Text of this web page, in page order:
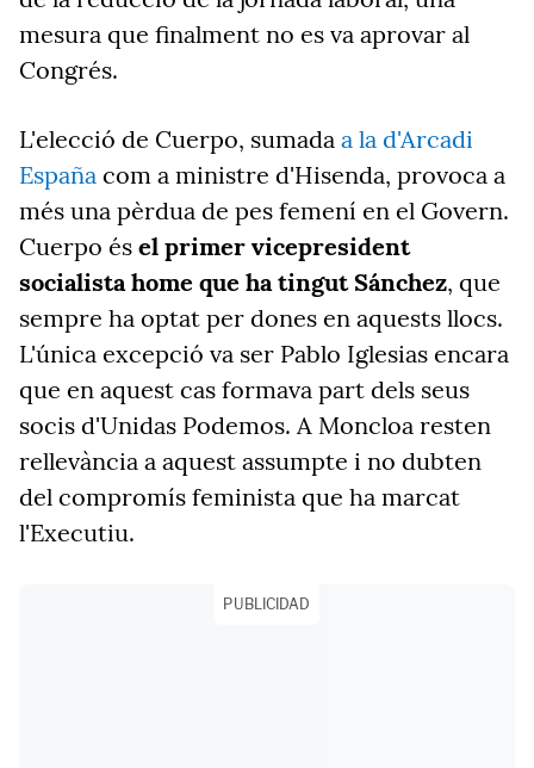
mesura que finalment no es va aprovar al
Congrés.
L'elecció de Cuerpo, sumada a la d'Arcadi
España com a ministre d'Hisenda, provoca a
més una pèrdua de pes femení en el Govern.
Cuerpo és el primer vicepresident
socialista home que ha tingut Sánchez, que
sempre ha optat per dones en aquests llocs.
L'única excepció va ser Pablo Iglesias encara
que en aquest cas formava part dels seus
socis d'Unidas Podemos. A Moncloa resten
rellevància a aquest assumpte i no dubten
del compromís feminista que ha marcat
l'Executiu.
PUBLICIDAD